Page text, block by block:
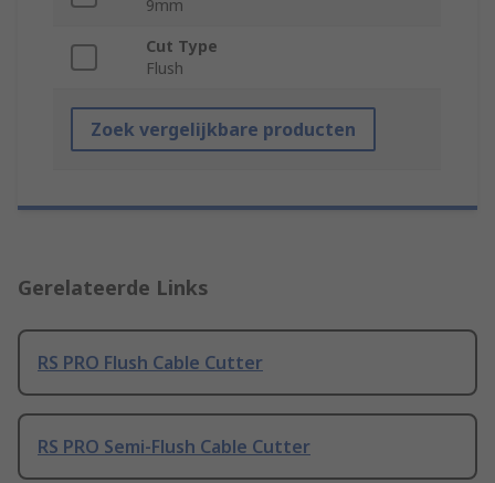
9mm
Cut Type
Flush
Zoek vergelijkbare producten
Gerelateerde Links
RS PRO Flush Cable Cutter
RS PRO Semi-Flush Cable Cutter